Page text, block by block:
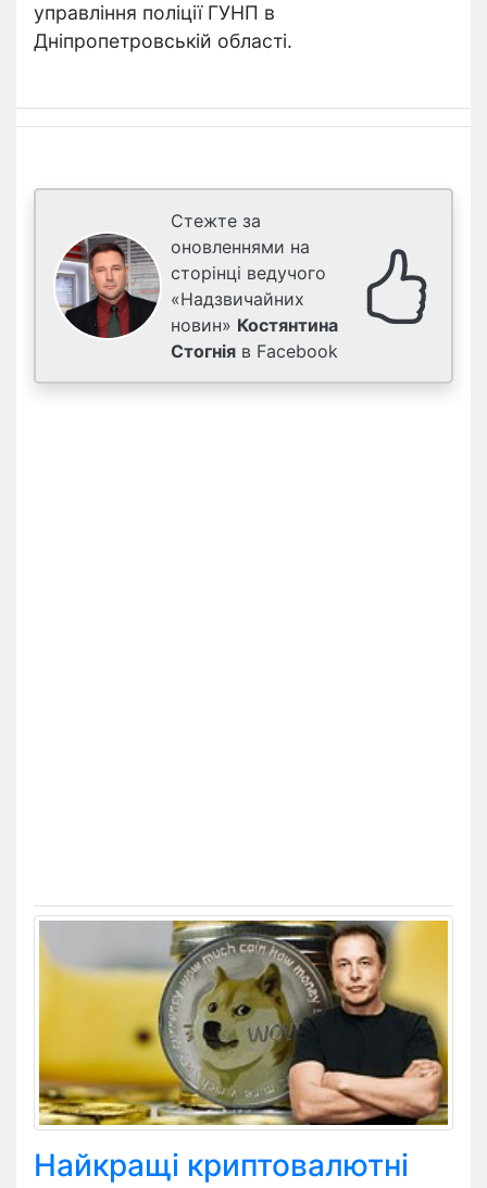
управління поліції ГУНП в
Дніпропетровській області.
Стежте за
оновленнями на
сторінці ведучого
«Надзвичайних
новин» Костянтина
Стогнія в Facebook
Найкращі криптовалютні